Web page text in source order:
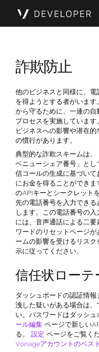
詐欺防止
他のビジネスと同様に、
を得ようとする者がいま
から守るために、一連の
プロセスを実施しています
ビジネスへの影響や潜在
の慣行があります。
典型的な詐欺スキームは
ベニューシェア番号」と
信コールの生成に基づい
にお金を得ることができ
のAPIキーとシークレット
先の電話番号を入力でき
します。この電話番号の
には、音声通話による二
ワードのリセットページ
ームの影響を受けるリス
示に従ってください。
信任状ローテ
ダッシュボードの認証情
洩した疑いがある場合は、
い。パスワードはダッシュ
ール編集 ページで新しい
る。 設定 ページをご覧く
Vonageアカウントのベス